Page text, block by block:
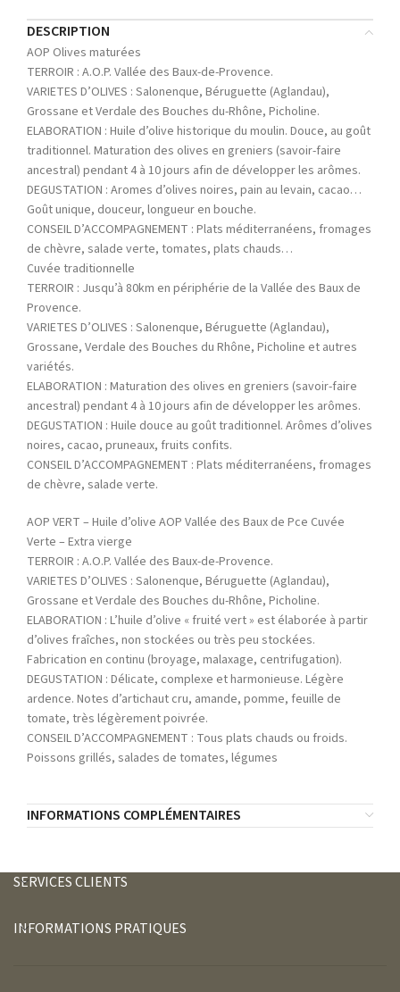
DESCRIPTION
AOP Olives maturées
TERROIR : A.O.P. Vallée des Baux-de-Provence.
VARIETES D’OLIVES : Salonenque, Béruguette (Aglandau),
Grossane et Verdale des Bouches du-Rhône, Picholine.
ELABORATION : Huile d’olive historique du moulin. Douce, au goût
traditionnel. Maturation des olives en greniers (savoir-faire
ancestral) pendant 4 à 10 jours afin de développer les arômes.
DEGUSTATION : Aromes d’olives noires, pain au levain, cacao…
Goût unique, douceur, longueur en bouche.
CONSEIL D’ACCOMPAGNEMENT : Plats méditerranéens, fromages
de chèvre, salade verte, tomates, plats chauds…
Cuvée traditionnelle
TERROIR : Jusqu’à 80km en périphérie de la Vallée des Baux de
Provence.
VARIETES D’OLIVES : Salonenque, Béruguette (Aglandau),
Grossane, Verdale des Bouches du Rhône, Picholine et autres
variétés.
ELABORATION : Maturation des olives en greniers (savoir-faire
ancestral) pendant 4 à 10 jours afin de développer les arômes.
DEGUSTATION : Huile douce au goût traditionnel. Arômes d’olives
noires, cacao, pruneaux, fruits confits.
CONSEIL D’ACCOMPAGNEMENT : Plats méditerranéens, fromages
de chèvre, salade verte.
AOP VERT – Huile d’olive AOP Vallée des Baux de Pce Cuvée
Verte – Extra vierge
TERROIR : A.O.P. Vallée des Baux-de-Provence.
VARIETES D’OLIVES : Salonenque, Béruguette (Aglandau),
Grossane et Verdale des Bouches du-Rhône, Picholine.
ELABORATION : L’huile d’olive « fruité vert » est élaborée à partir
d’olives fraîches, non stockées ou très peu stockées.
Fabrication en continu (broyage, malaxage, centrifugation).
DEGUSTATION : Délicate, complexe et harmonieuse. Légère
ardence. Notes d’artichaut cru, amande, pomme, feuille de
tomate, très légèrement poivrée.
CONSEIL D’ACCOMPAGNEMENT : Tous plats chauds ou froids.
Poissons grillés, salades de tomates, légumes
INFORMATIONS COMPLÉMENTAIRES
SERVICES CLIENTS
INFORMATIONS PRATIQUES